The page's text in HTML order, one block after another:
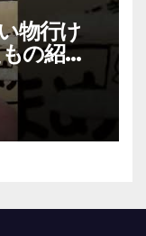
物行け
の紹